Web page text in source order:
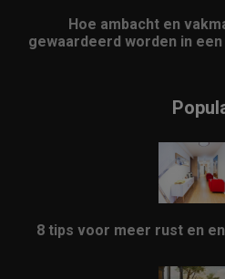
Hoe ambacht en
gewaardeerd worden in
8 tips voor meer rust en